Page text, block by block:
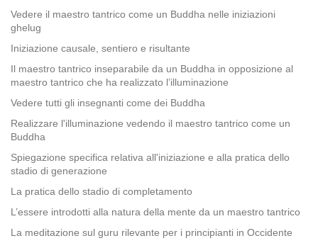
Vedere il maestro tantrico come un Buddha nelle iniziazioni
ghelug
Iniziazione causale, sentiero e risultante
Il maestro tantrico inseparabile da un Buddha in opposizione al
maestro tantrico che ha realizzato l’illuminazione
Vedere tutti gli insegnanti come dei Buddha
Realizzare l'illuminazione vedendo il maestro tantrico come un
Buddha
Spiegazione specifica relativa all'iniziazione e alla pratica dello
stadio di generazione
La pratica dello stadio di completamento
L’essere introdotti alla natura della mente da un maestro tantrico
La meditazione sul guru rilevante per i principianti in Occidente